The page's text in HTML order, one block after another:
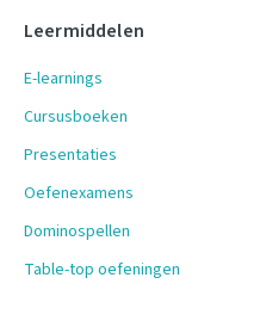
Leermiddelen
E-learnings
Cursusboeken
Presentaties
Oefenexamens
Dominospellen
Table-top oefeningen